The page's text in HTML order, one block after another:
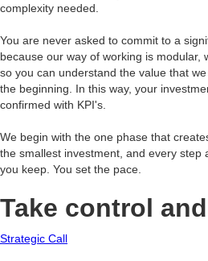
complexity needed.
You are never asked to commit to a
because our way of working is modular,
so you can understand the value that
the beginning. In this way, your
confirmed with KPI's.
We begin with the one phase that
the smallest investment, and every step
you keep. You set the pace.
Take control
Strategic Call